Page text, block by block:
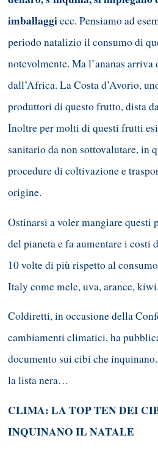
imballaggiecc. Pensiamo ad
periodo natalizio il consumo di
notevolmente. Ma l’ananas arriva
dall’Africa. La Costa d’Avorio,
produttori di questo frutto, dista
Inoltre per molti di questi frutti
sanitario da non sottovalutare, in
procedure di coltivazione e
origine.
Ostinarsi a voler mangiare questi
del pianeta e fa aumentare i costi
10 volte di più rispetto al
Italy come mele, uva, arance, kiwi.
Coldiretti, in occasione della
cambiamenti climatici, ha
documento sui cibi che
la lista nera…
CLIMA: LA TOP TEN DEI
INQUINANO IL NATALE